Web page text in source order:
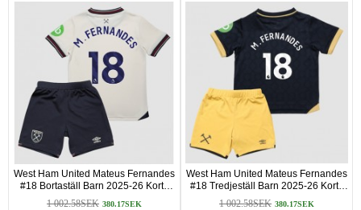
West Ham United Mateus Fernandes
#18 Bortaställ Barn 2025-26 Korta
ärmar (+ Korta byxor)
1 002.58SEK 380.17SEK
West Ham United Mateus Fernandes
#18 Tredjeställ Barn 2025-26 Korta
ärmar (+ Korta byxor)
1 002.58SEK 380.17SEK